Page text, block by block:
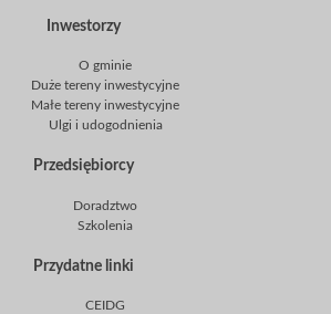
Inwestorzy
O gminie
Duże tereny inwestycyjne
Małe tereny inwestycyjne
Ulgi i udogodnienia
Przedsiębiorcy
Doradztwo
Szkolenia
Przydatne linki
CEIDG